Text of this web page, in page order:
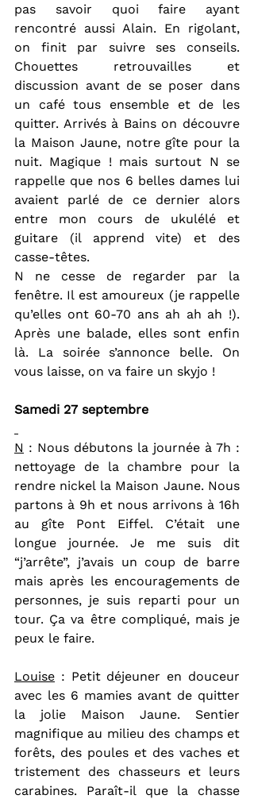
pas savoir quoi faire ayant
rencontré aussi Alain. En rigolant,
on finit par suivre ses conseils.
Chouettes retrouvailles et
discussion avant de se poser dans
un café tous ensemble et de les
quitter. Arrivés à Bains on découvre
la Maison Jaune, notre gîte pour la
nuit. Magique ! mais surtout N se
rappelle que nos 6 belles dames lui
avaient parlé de ce dernier alors
entre mon cours de ukulélé et
guitare (il apprend vite) et des
casse-têtes.
N ne cesse de regarder par la
fenêtre. Il est amoureux (je rappelle
qu’elles ont 60-70 ans ah ah ah !).
Après une balade, elles sont enfin
là. La soirée s’annonce belle. On
vous laisse, on va faire un skyjo !
Samedi 27 septembre
N : Nous débutons la journée à 7h :
nettoyage de la chambre pour la
rendre nickel la Maison Jaune. Nous
partons à 9h et nous arrivons à 16h
au gîte Pont Eiffel. C’était une
longue journée. Je me suis dit
“j’arrête”, j’avais un coup de barre
mais après les encouragements de
personnes, je suis reparti pour un
tour. Ça va être compliqué, mais je
peux le faire.
Louise : Petit déjeuner en douceur
avec les 6 mamies avant de quitter
la jolie Maison Jaune. Sentier
magnifique au milieu des champs et
forêts, des poules et des vaches et
tristement des chasseurs et leurs
carabines. Paraît-il que la chasse